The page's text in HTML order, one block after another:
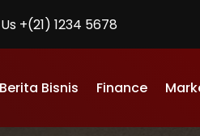
+(21) 1234 5678
Berita Bisnis Finance